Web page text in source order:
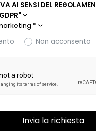
AI SENSI DEL
*
Non acconsento